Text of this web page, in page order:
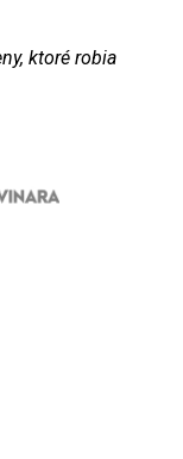
ktoré robia